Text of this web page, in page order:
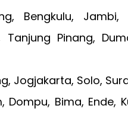
Bengkulu, Jambi,
Pinang,
Jogjakarta, Solo,
Dompu, Bima, Ende,